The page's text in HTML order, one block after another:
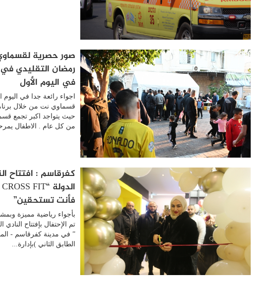
صور حصرية
رمضان التقليدي
في اليوم الأول
اجواء رائعة جدا في
قسماوي نت من خلال
حيث يتواجد اكبر تجمع
من كل عام . الاطفال
كفرقاسم : افتتاح
فأنت تستحقين”
بأجواء رياضية مميزة
” في مدينة كفرقاسم -
الطابق الثاني )بإدارة...